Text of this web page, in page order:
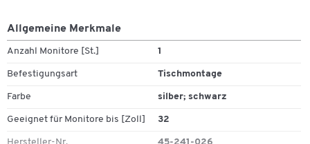
Mit integrierter Kabelführung
LX Notebookablage und weiteres Zubehör optional
Spannweite)
10 Jahre Garantie
Allgemeine Merkmale
Anzahl Monitore [St.] 1
Befestigungsart Tischmontage
Farbe silber; schwarz
Geeignet für Monitore bis [Zoll] 32